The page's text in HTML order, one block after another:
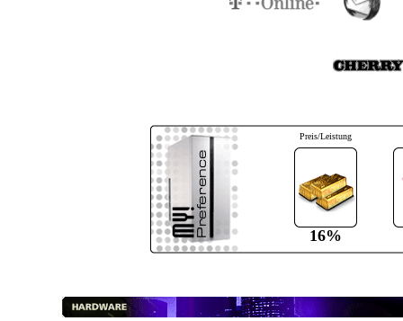
Preis/Leistung
16%